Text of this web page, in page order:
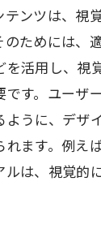
テンツは、視
ためには、
を活用し、視
です。ユーザ
ように、デザ
れます。例え
ルは、視覚的